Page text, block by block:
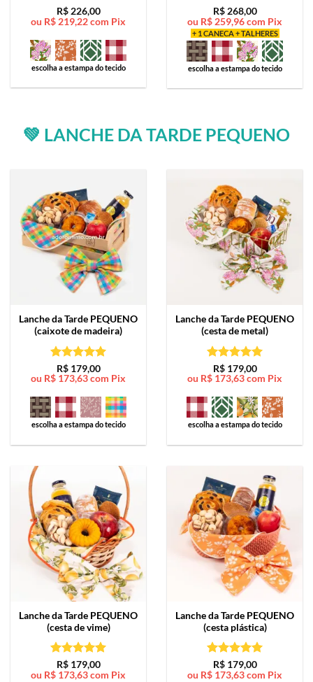
Avaliação5
de 5
R$226,00
ou R$ 219,22com Pix
escolha a estampa do tecido
Avaliação5
de 5
R$268,00
ou R$ 259,96com Pix
+ 1 CANECA + TALHERES
escolha a estampa do tecido
💚 LANCHE DA TARDE PEQUENO
Lanche da Tarde PEQUENO
(caixote de madeira)
Avaliação5
de 5
R$179,00
ou R$ 173,63com Pix
escolha a estampa do tecido
Lanche da Tarde PEQUENO
(cesta de metal)
Avaliação5
de 5
R$179,00
ou R$ 173,63com Pix
escolha a estampa do tecido
Lanche da Tarde PEQUENO
(cesta de vime)
Avaliação5
de 5
R$179,00
ou R$ 173,63com Pix
Lanche da Tarde PEQUENO
(cesta plástica)
Avaliação5
de 5
R$179,00
ou R$ 173,63com Pix